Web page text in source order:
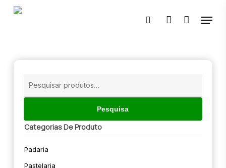
Skip
🔍
pesquisaraccount
Menu
Pesquisa
Categorias De Produto
Padaria
Pastelaria